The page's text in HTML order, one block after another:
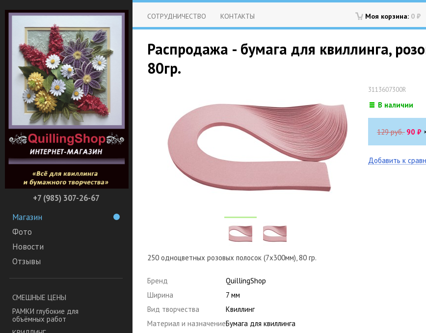
+7 (985) 307-26-67
Магазин
Фото
Новости
Отзывы
СМЕШНЫЕ ЦЕНЫ
РАМКИ глубокие для
объёмных работ
Моя корзина: 0 ₽
СОТРУДНИЧЕСТВО КОНТАКТЫ
Распродажа - бумага для квиллинга,
80гр.
3113607300R
В наличии
129 руб. 90 ₽
Добавить к
250 одноцветных розовых полосок (7х300мм), 80 гр.
Бренд
QuillingShop
Ширина
7 мм
Вид творчества
Квиллинг
Материал и назначениеБумага для квиллинга